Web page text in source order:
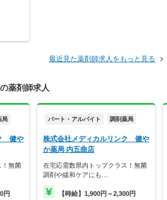
最近見た薬剤師求人をもっと見る
薬剤師求人
局
健や
！無菌
円
パート・アルバイト 調剤薬局
株式会社メディカルリンク 健や
か薬局 内五曲店
在宅応需数県内トップクラス！無菌
調剤や緩和ケアにも…
【時給】1,900円～2,300円